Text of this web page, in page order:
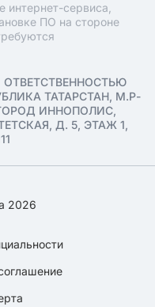
интернет-сервиса,
ПО на стороне
ТАТАРСТАН, М.Р-
ИННОПОЛИС,
Д. 5, ЭТАЖ 1,
2026